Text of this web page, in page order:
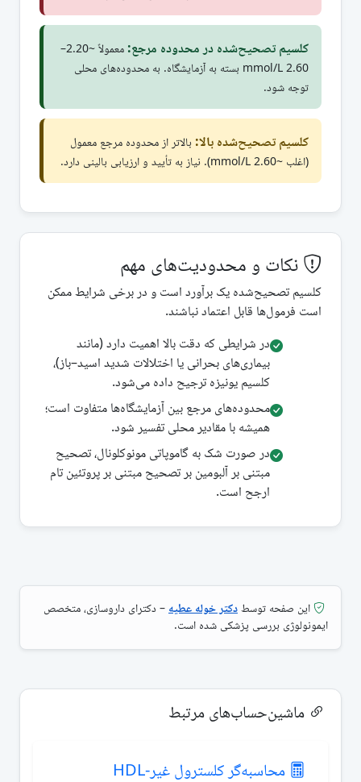
کلسیم تصحیح‌شده در محدوده مرجع:
معمولاً ~2.20–
2.60 mmol/L بسته به آزمایشگاه. به محدوده‌های محلی
توجه شود.
کلسیم تصحیح‌شده بالا: بالاتر از محدوده مرجع معمول
(اغلب ~2.60 mmol/L). نیاز به تأیید و ارزیابی بالینی دارد.
نکات و محدودیت‌های مهم
کلسیم تصحیح‌شده یک برآورد است و در برخی شرایط ممکن
است فرمول‌ها قابل اعتماد نباشند.
در شرایطی که دقت بالا اهمیت دارد (مانند
بیماری‌های بحرانی یا اختلالات شدید اسید–باز)،
کلسیم یونیزه ترجیح داده می‌شود.
محدوده‌های مرجع بین آزمایشگاه‌ها متفاوت است؛
همیشه با مقادیر محلی تفسیر شود.
در صورت شک به گاموپاتی مونوکلونال، تصحیح
مبتنی بر آلبومین بر تصحیح مبتنی بر پروتئین تام
ارجح است.
این صفحه توسط دکتر خوله عطیه – دکترای داروسازی، متخصص
ایمونولوژی بررسی پزشکی شده است.
ماشین‌حساب‌های مرتبط
محاسبه‌گر کلسترول غیر-HDL